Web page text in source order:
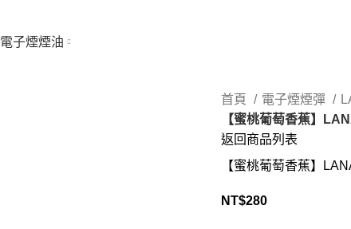
電子煙煙油
首頁 電子煙煙彈
【蜜桃葡萄香蕉】
返回商品列表
【蜜桃葡萄香蕉】
NT$280